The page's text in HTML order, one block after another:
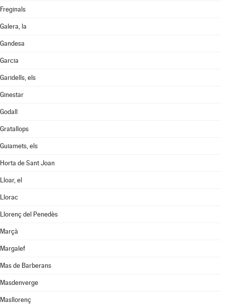
Freginals
Galera, la
Gandesa
Garcia
Garidells, els
Ginestar
Godall
Gratallops
Guiamets, els
Horta de Sant Joan
Lloar, el
Llorac
Llorenç del Penedès
Marçà
Margalef
Mas de Barberans
Masdenverge
Masllorenç